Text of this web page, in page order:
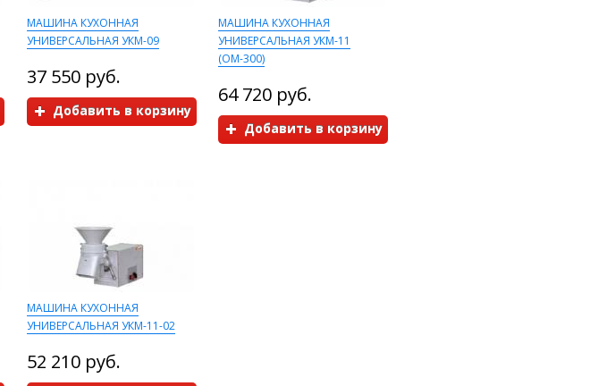
МАШИНА КУХОННАЯ
УНИВЕРСАЛЬНАЯ УКМ-09
37 550 руб.
Добавить в корзину
МАШИНА КУХОННАЯ
УНИВЕРСАЛЬНАЯ УКМ-11
(ОМ-300)
64 720 руб.
Добавить в корзину
МАШИНА КУХОННАЯ
УНИВЕРСАЛЬНАЯ УКМ-11-02
52 210 руб.